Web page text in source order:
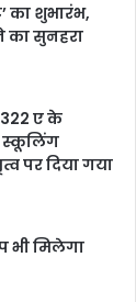
का शुभारंभ,
का सुनहरा
ए के
स्कूलिंग
पर दिया गया
भी मिलेगा